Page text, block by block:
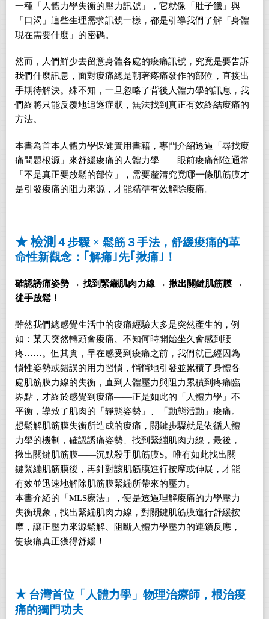
一種「人體力學失衡的壓力訊號」，它就像「肚子餓」與
「口渴」這些生理需求訊號一樣，都是引導我們了解「身體
現在需要什麼」的密碼。
然而，人們鮮少去留意身體各處的痠痛訊號，究竟是要告訴
我們什麼訊息，面對痠痛總是朝著疼痛發作的部位，直接出
手期待解決。殊不知，一旦忽略了背後人體力學的訊息，我
們終將只能反覆地追逐症狀，無法找到真正有效終結痠痛的
方法。
本書為首本人體力學保健實用書籍，專門介紹透過「尋找痠
痛問題根源」來舒緩痠痛的人體力學——眼前痠痛部位通常
「不是真正要放鬆的部位」，需要釐清究竟哪一條肌筋膜才
是引發痠痛的阻力來源，才能精準有效解除痠痛。
★ 檢測 ４步驟 × 鬆筋３手法，舒緩痠痛的革
命性新觀念：｢解痛｣先｢揪痛｣！
確認誘痛姿勢 → 找到緊繃肌肉力線 → 揪出關鍵肌筋膜 →
徒手放鬆！
雖然我們總感覺生活中的痠痛經驗大多是突然產生的，例
如：某天突然轉頭會痠痛、不知何時開始坐久會感到腰
疼……。但其實，早在感受到痠痛之前，我們就已經因為
慣性姿勢或錯誤的用力習慣，悄悄地引發並累積了身體各
處肌筋膜力線的失衡，直到人體壓力與阻力累積到疼痛臨
界點，才終於感覺到痠痛——正是如此的「人體力學」不
平衡，導致了肌肉的「靜態姿勢」、「動態活動」痠痛。
想鬆解肌筋膜失衡所造成的痠痛，關鍵步驟就是依循人體
力學的機制，確認誘痛姿勢、找到緊繃肌肉力線，最後，
揪出關鍵肌筋膜——沉默殺手肌筋膜S。唯有如此找出關
鍵緊繃肌筋膜後，再針對該肌筋膜進行按摩或伸展，才能
有效並迅速地解除肌筋膜緊繃所帶來的壓力。
本書介紹的「MLS療法」，便是透過理解痠痛的力學壓力
失衡現象，找出緊繃肌肉力線，對關鍵肌筋膜進行舒緩按
摩，讓正壓力來源鬆解、阻斷人體力學壓力的連鎖反應，
使痠痛真正獲得舒緩！
★ 台灣首位「人體力學」物理治療師，根治痠
痛的獨門功夫